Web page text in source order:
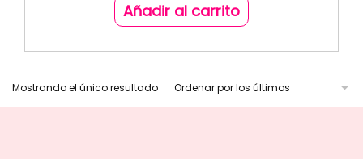
Añadir al carrito
Mostrando el único resultado